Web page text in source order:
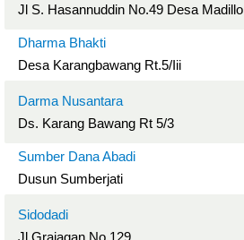
Jl S. Hasannuddin No.49 Desa Madillo
Dharma Bhakti
Desa Karangbawang Rt.5/Iii
Darma Nusantara
Ds. Karang Bawang Rt 5/3
Sumber Dana Abadi
Dusun Sumberjati
Sidodadi
Jl.Grajagan No.129